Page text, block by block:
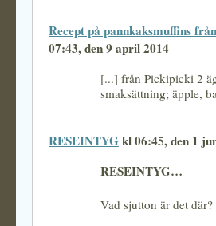
Recept på pannkaksmuffins
07:43, den 9 april 2014
[...] från Pickipicki 2
smaksättning; äpple,
RESEINTYGkl 06:45, den 1
RESEINTYG…
Vad sjutton är det